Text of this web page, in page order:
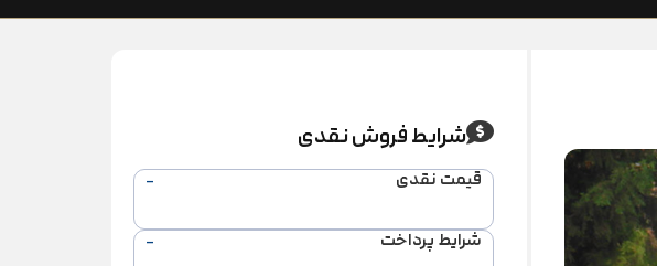
شرایط فروش نقدی
قیمت نقدی
-
شرایط پرداخت
-